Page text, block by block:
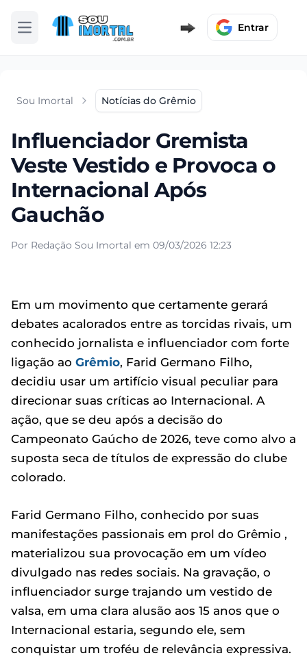
Abrir menu Entrar
Sou Imortal Notícias do Grêmio
Influenciador Gremista
Veste Vestido e Provoca o
Internacional Após
Gauchão
Por Redação Sou Imortal em 09/03/2026 12:23
Em um movimento que certamente gerará
debates acalorados entre as torcidas rivais, um
conhecido jornalista e influenciador com forte
ligação ao Grêmio, Farid Germano Filho,
decidiu usar um artifício visual peculiar para
direcionar suas críticas ao Internacional. A
ação, que se deu após a decisão do
Campeonato Gaúcho de 2026, teve como alvo a
suposta seca de títulos de expressão do clube
colorado.
Farid Germano Filho, conhecido por suas
manifestações passionais em prol do Grêmio ,
materializou sua provocação em um vídeo
divulgado nas redes sociais. Na gravação, o
influenciador surge trajando um vestido de
valsa, em uma clara alusão aos 15 anos que o
Internacional estaria, segundo ele, sem
conquistar um troféu de relevância expressiva.